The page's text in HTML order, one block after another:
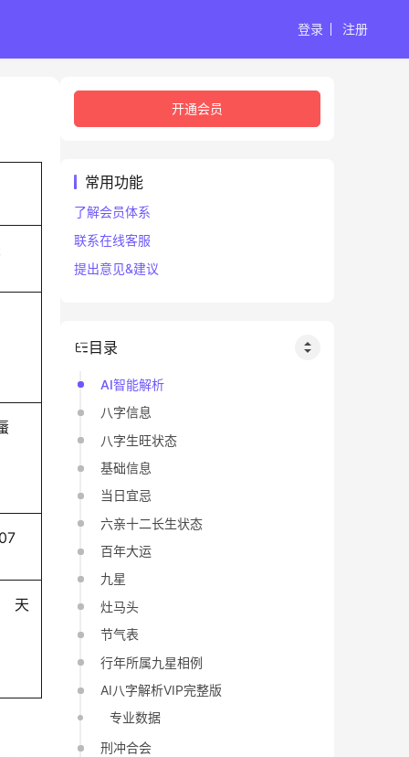
登录 注册
天
开通会员
常用功能
了解会员体系
联系在线客服
提出意见&建议
目录
AI智能解析
八字信息
八字生旺状态
基础信息
当日宜忌
六亲十二长生状态
百年大运
九星
灶马头
节气表
行年所属九星相例
AI八字解析VIP完整版
专业数据
刑冲合会